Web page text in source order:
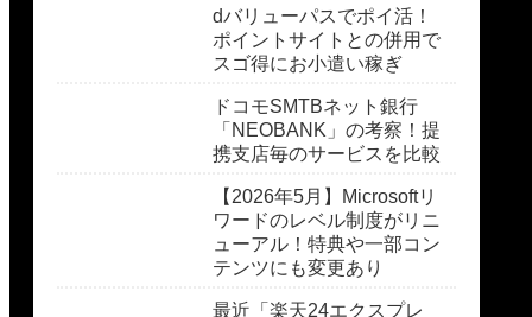
dバリューパスでポイ活！
ポイントサイトとの併用で
スゴ得にお小遣い稼ぎ
ドコモSMTBネット銀行
「NEOBANK」の考察！提
携支店毎のサービスを比較
【2026年5月】Microsoftリ
ワードのレベル制度がリニ
ューアル！特典や一部コン
テンツにも変更あり
最近「楽天24エクスプレ